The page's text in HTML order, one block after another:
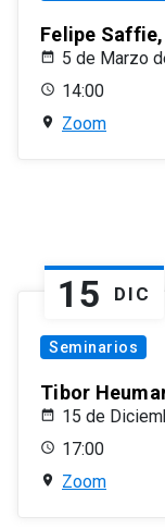
Felipe
5 de Marzo
14:00
Zoom
15 DIC
Seminarios
Tibor
15 de
17:00
Zoom